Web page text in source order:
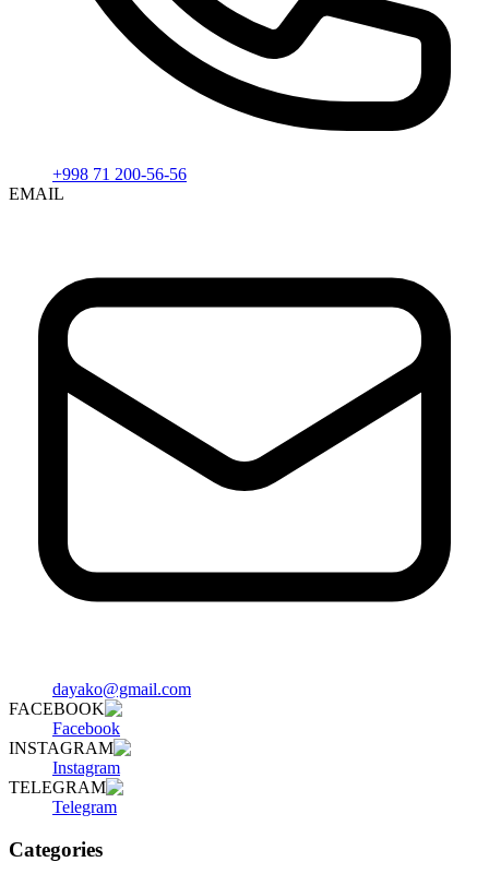
+998 71 200-56-56
EMAIL
dayako@gmail.com
FACEBOOK
Facebook
INSTAGRAM
Instagram
TELEGRAM
Telegram
Categories